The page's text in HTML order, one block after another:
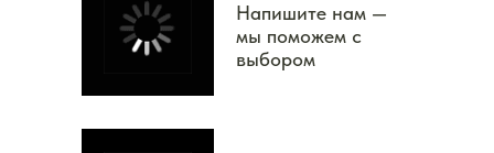
Напишите нам —
мы поможем с
выбором